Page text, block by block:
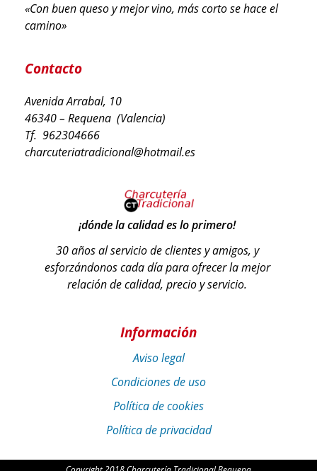
«Con buen queso y mejor vino, más corto se hace el
camino»
Contacto
Avenida Arrabal, 10
46340 – Requena (Valencia)
Tf. 962304666
charcuteriatradicional@hotmail.es
¡dónde la calidad es lo primero!
30 años al servicio de clientes y amigos, y
esforzándonos cada día para ofrecer la mejor
relación de calidad, precio y servicio.
Información
Aviso legal
Condiciones de uso
Política de cookies
Política de privacidad